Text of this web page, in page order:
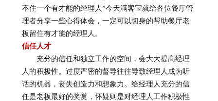
不住一个有才能的经理人”今天满客宝就给各位餐厅管
理者分享一些心得体会，一定可以切身的帮助餐厅老
板留住有才能的经理人。
信任人才
充分的信任和独立工作的空间，会大大提高经理
人的积极性。过度严密的督导往往导致经理人成为听
话的机器，丧失创造力和想象力。给经理人充分的信
任是老板最好的奖赏，怀疑则是对经理人工作积极性